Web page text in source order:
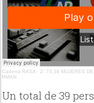
Cadena RASA · Z- 73 39 MUJERES
RMAN
Un total de 39